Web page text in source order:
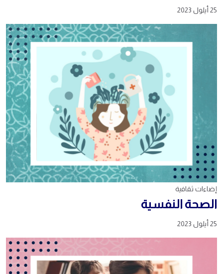
25 أيلول 2023
إضاءات ثقافية
الصحة النفسية
25 أيلول 2023